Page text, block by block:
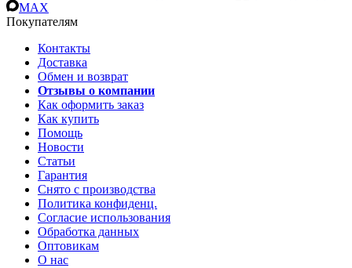
MAX
Покупателям
Контакты
Доставка
Обмен и возврат
Отзывы о компании
Как оформить заказ
Как купить
Помощь
Новости
Статьи
Гарантия
Снято с производства
Политика конфиденц.
Согласие использования
Обработка данных
Оптовикам
О нас